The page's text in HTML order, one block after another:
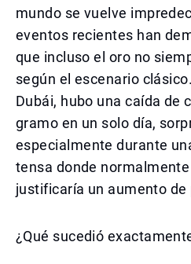
mundo se vuelve
eventos recientes han
que incluso el oro no
según el escenario
Dubái, hubo una caída de
gramo en un solo día,
especialmente durante
tensa donde
justificaría un aumento de
¿Qué sucedió